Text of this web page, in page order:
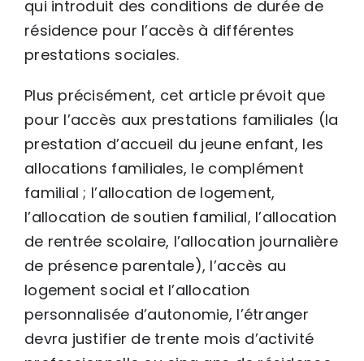
qui introduit des conditions de durée de
résidence pour l’accès à différentes
prestations sociales.
Plus précisément, cet article prévoit que
pour l’accès aux prestations familiales (la
prestation d’accueil du jeune enfant, les
allocations familiales, le complément
familial ; l’allocation de logement,
l’allocation de soutien familial, l’allocation
de rentrée scolaire, l’allocation journalière
de présence parentale), l’accès au
logement social et l’allocation
personnalisée d’autonomie, l’étranger
devra justifier de trente mois d’activité